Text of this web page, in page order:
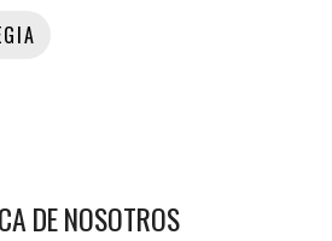
DE NOSOTROS